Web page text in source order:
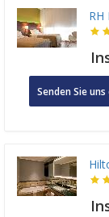
RH
Senden Sie